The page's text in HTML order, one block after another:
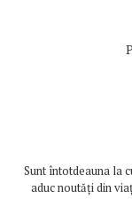
Sunt întotdeauna la
aduc noutăți din